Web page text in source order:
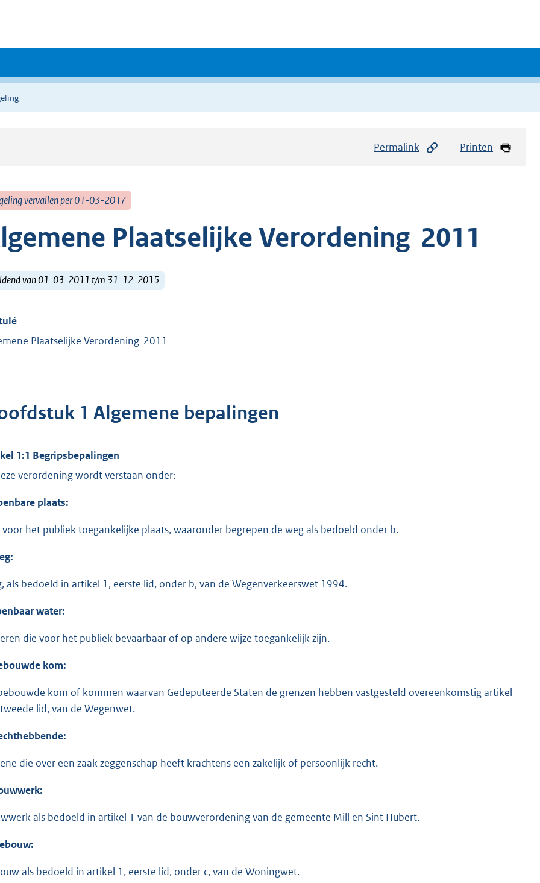
Permalink Printen
vervallen per 01-03-2017
Plaatselijke Verordening 2011
van 01-03-2011 t/m 31-12-2015
Plaatselijke Verordening 2011
1 Algemene bepalingen
1:1 Begripsbepalingen
verordening wordt verstaan onder:
plaats:
voor het publiek toegankelijke plaats, waaronder begrepen de weg als bedoeld onder b.
als bedoeld in artikel 1, eerste lid, onder b, van de Wegenverkeerswet 1994.
water:
die voor het publiek bevaarbaar of op andere wijze toegankelijk zijn.
kom:
kom of kommen waarvan Gedeputeerde Staten de grenzen hebben vastgesteld overeenkomstig artikel
lid, van de Wegenwet.
die over een zaak zeggenschap heeft krachtens een zakelijk of persoonlijk recht.
als bedoeld in artikel 1 van de bouwverordening van de gemeente Mill en Sint Hubert.
als bedoeld in artikel 1, eerste lid, onder c, van de Woningwet.